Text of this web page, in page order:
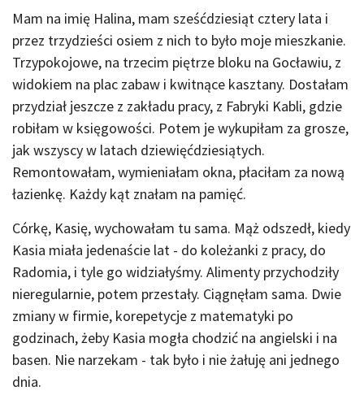
Mam na imię Halina, mam sześćdziesiąt cztery lata i
przez trzydzieści osiem z nich to było moje mieszkanie.
Trzypokojowe, na trzecim piętrze bloku na Gocławiu, z
widokiem na plac zabaw i kwitnące kasztany. Dostałam
przydział jeszcze z zakładu pracy, z Fabryki Kabli, gdzie
robiłam w księgowości. Potem je wykupiłam za grosze,
jak wszyscy w latach dziewięćdziesiątych.
Remontowałam, wymieniałam okna, płaciłam za nową
łazienkę. Każdy kąt znałam na pamięć.
Córkę, Kasię, wychowałam tu sama. Mąż odszedł, kiedy
Kasia miała jedenaście lat - do koleżanki z pracy, do
Radomia, i tyle go widziałyśmy. Alimenty przychodziły
nieregularnie, potem przestały. Ciągnęłam sama. Dwie
zmiany w firmie, korepetycje z matematyki po
godzinach, żeby Kasia mogła chodzić na angielski i na
basen. Nie narzekam - tak było i nie żałuję ani jednego
dnia.